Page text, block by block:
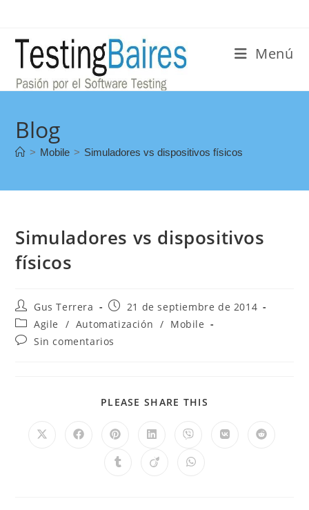
Menú
Blog
> Mobile > Simuladores vs dispositivos físicos
Simuladores vs dispositivos
físicos
Gus Terrera
21 de septiembre de 2014
Agile
/ Automatización / Mobile
Sin comentarios
PLEASE SHARE THIS